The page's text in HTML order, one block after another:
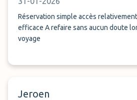
Réservation simple accès relativement facile service navette
efficace A refaire sans aucun doute lors d'un prochain
voyage
Jeroen